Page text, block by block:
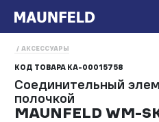
АКСЕССУАРЫ
КОД ТОВАРА КА-00015758
Соединительный
полочкой
MAUNFELD WM-